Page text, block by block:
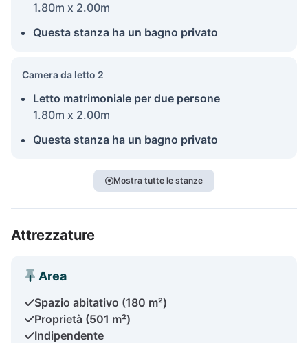
1.80m x 2.00m
Questa stanza ha un bagno privato
Camera da letto 2
Letto matrimoniale per due persone
1.80m x 2.00m
Questa stanza ha un bagno privato
Mostra tutte le stanze
Attrezzature
Area
Spazio abitativo (180 m²)
Proprietà (501 m²)
Indipendente